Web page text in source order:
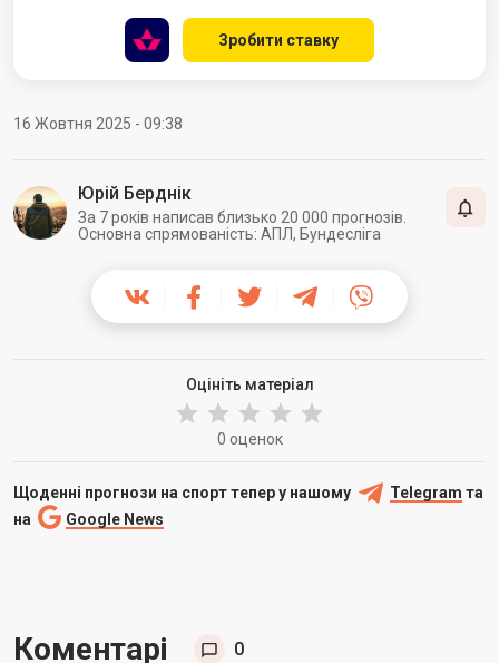
Зробити ставку
16 Жовтня 2025 - 09:38
Юрій Берднік
За 7 років написав близько 20 000 прогнозів.
Основна спрямованість: АПЛ, Бундесліга
Оцініть матеріал
0 оценок
Щоденні прогнози на спорт тепер у нашому Telegram та
на
Google News
Коментарі 0